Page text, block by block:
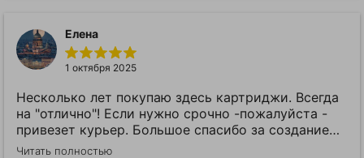
Елена
1 октября 2025
Несколько лет покупаю здесь картриджи. Всегда
на "отлично"! Если нужно срочно -пожалуйста -
привезет курьер. Большое спасибо за создание
такого замечательного магазина. Всегда все
Читать полностью